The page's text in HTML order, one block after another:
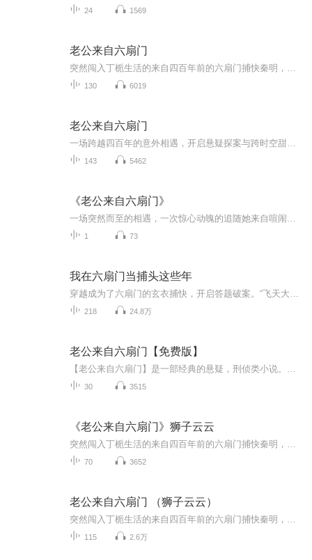
24 1569
老公来自六扇门
130 6019
老公来自六扇门
143 5462
《老公来自六扇门》
1 73
我在六扇门当捕头这些年
218 24.8万
老公来自六扇门【免费版】
30 3515
《老公来自六扇门》狮子云云
70 3652
老公来自六扇门 （狮子云云）
115 2.6万